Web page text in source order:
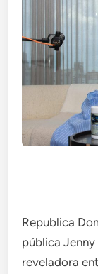
Republica
pública Jenny
reveladora